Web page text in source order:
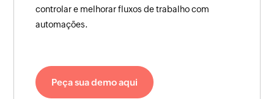
controlar e melhorar fluxos de trabalho com
automações.
Peça sua demo aqui